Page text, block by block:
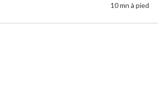
10 mn à pied